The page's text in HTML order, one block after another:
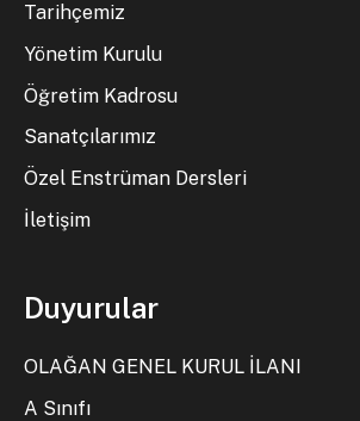
Tarihçemiz
Yönetim Kurulu
Öğretim Kadrosu
Sanatçılarımız
Özel Enstrüman Dersleri
İletişim
Duyurular
OLAĞAN GENEL KURUL İLANI
A Sınıfı